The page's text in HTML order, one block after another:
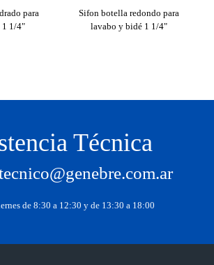
para
1 1/4"
Sifon botella redondo para
lavabo y bidé 1 1/4"
Técnica
de 8:30 a 12:30 y de 13:30 a 18:00